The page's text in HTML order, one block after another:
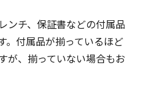
ンチ、保証書などの付属品
。付属品が揃っているほど
が、揃っていない場合もお